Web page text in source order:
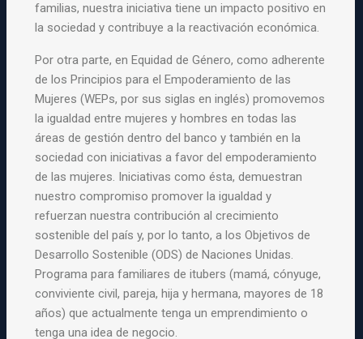
familias, nuestra iniciativa tiene un impacto positivo en
la sociedad y contribuye a la reactivación económica.
Por otra parte, en Equidad de Género, como adherente
de los Principios para el Empoderamiento de las
Mujeres (WEPs, por sus siglas en inglés) promovemos
la igualdad entre mujeres y hombres en todas las
áreas de gestión dentro del banco y también en la
sociedad con iniciativas a favor del empoderamiento
de las mujeres. Iniciativas como ésta, demuestran
nuestro compromiso promover la igualdad y
refuerzan nuestra contribución al crecimiento
sostenible del país y, por lo tanto, a los Objetivos de
Desarrollo Sostenible (ODS) de Naciones Unidas.
Programa para familiares de itubers (mamá, cónyuge,
conviviente civil, pareja, hija y hermana, mayores de 18
años) que actualmente tenga un emprendimiento o
tenga una idea de negocio.